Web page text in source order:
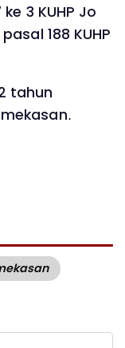
3 KUHP Jo
188 KUHP
tahun